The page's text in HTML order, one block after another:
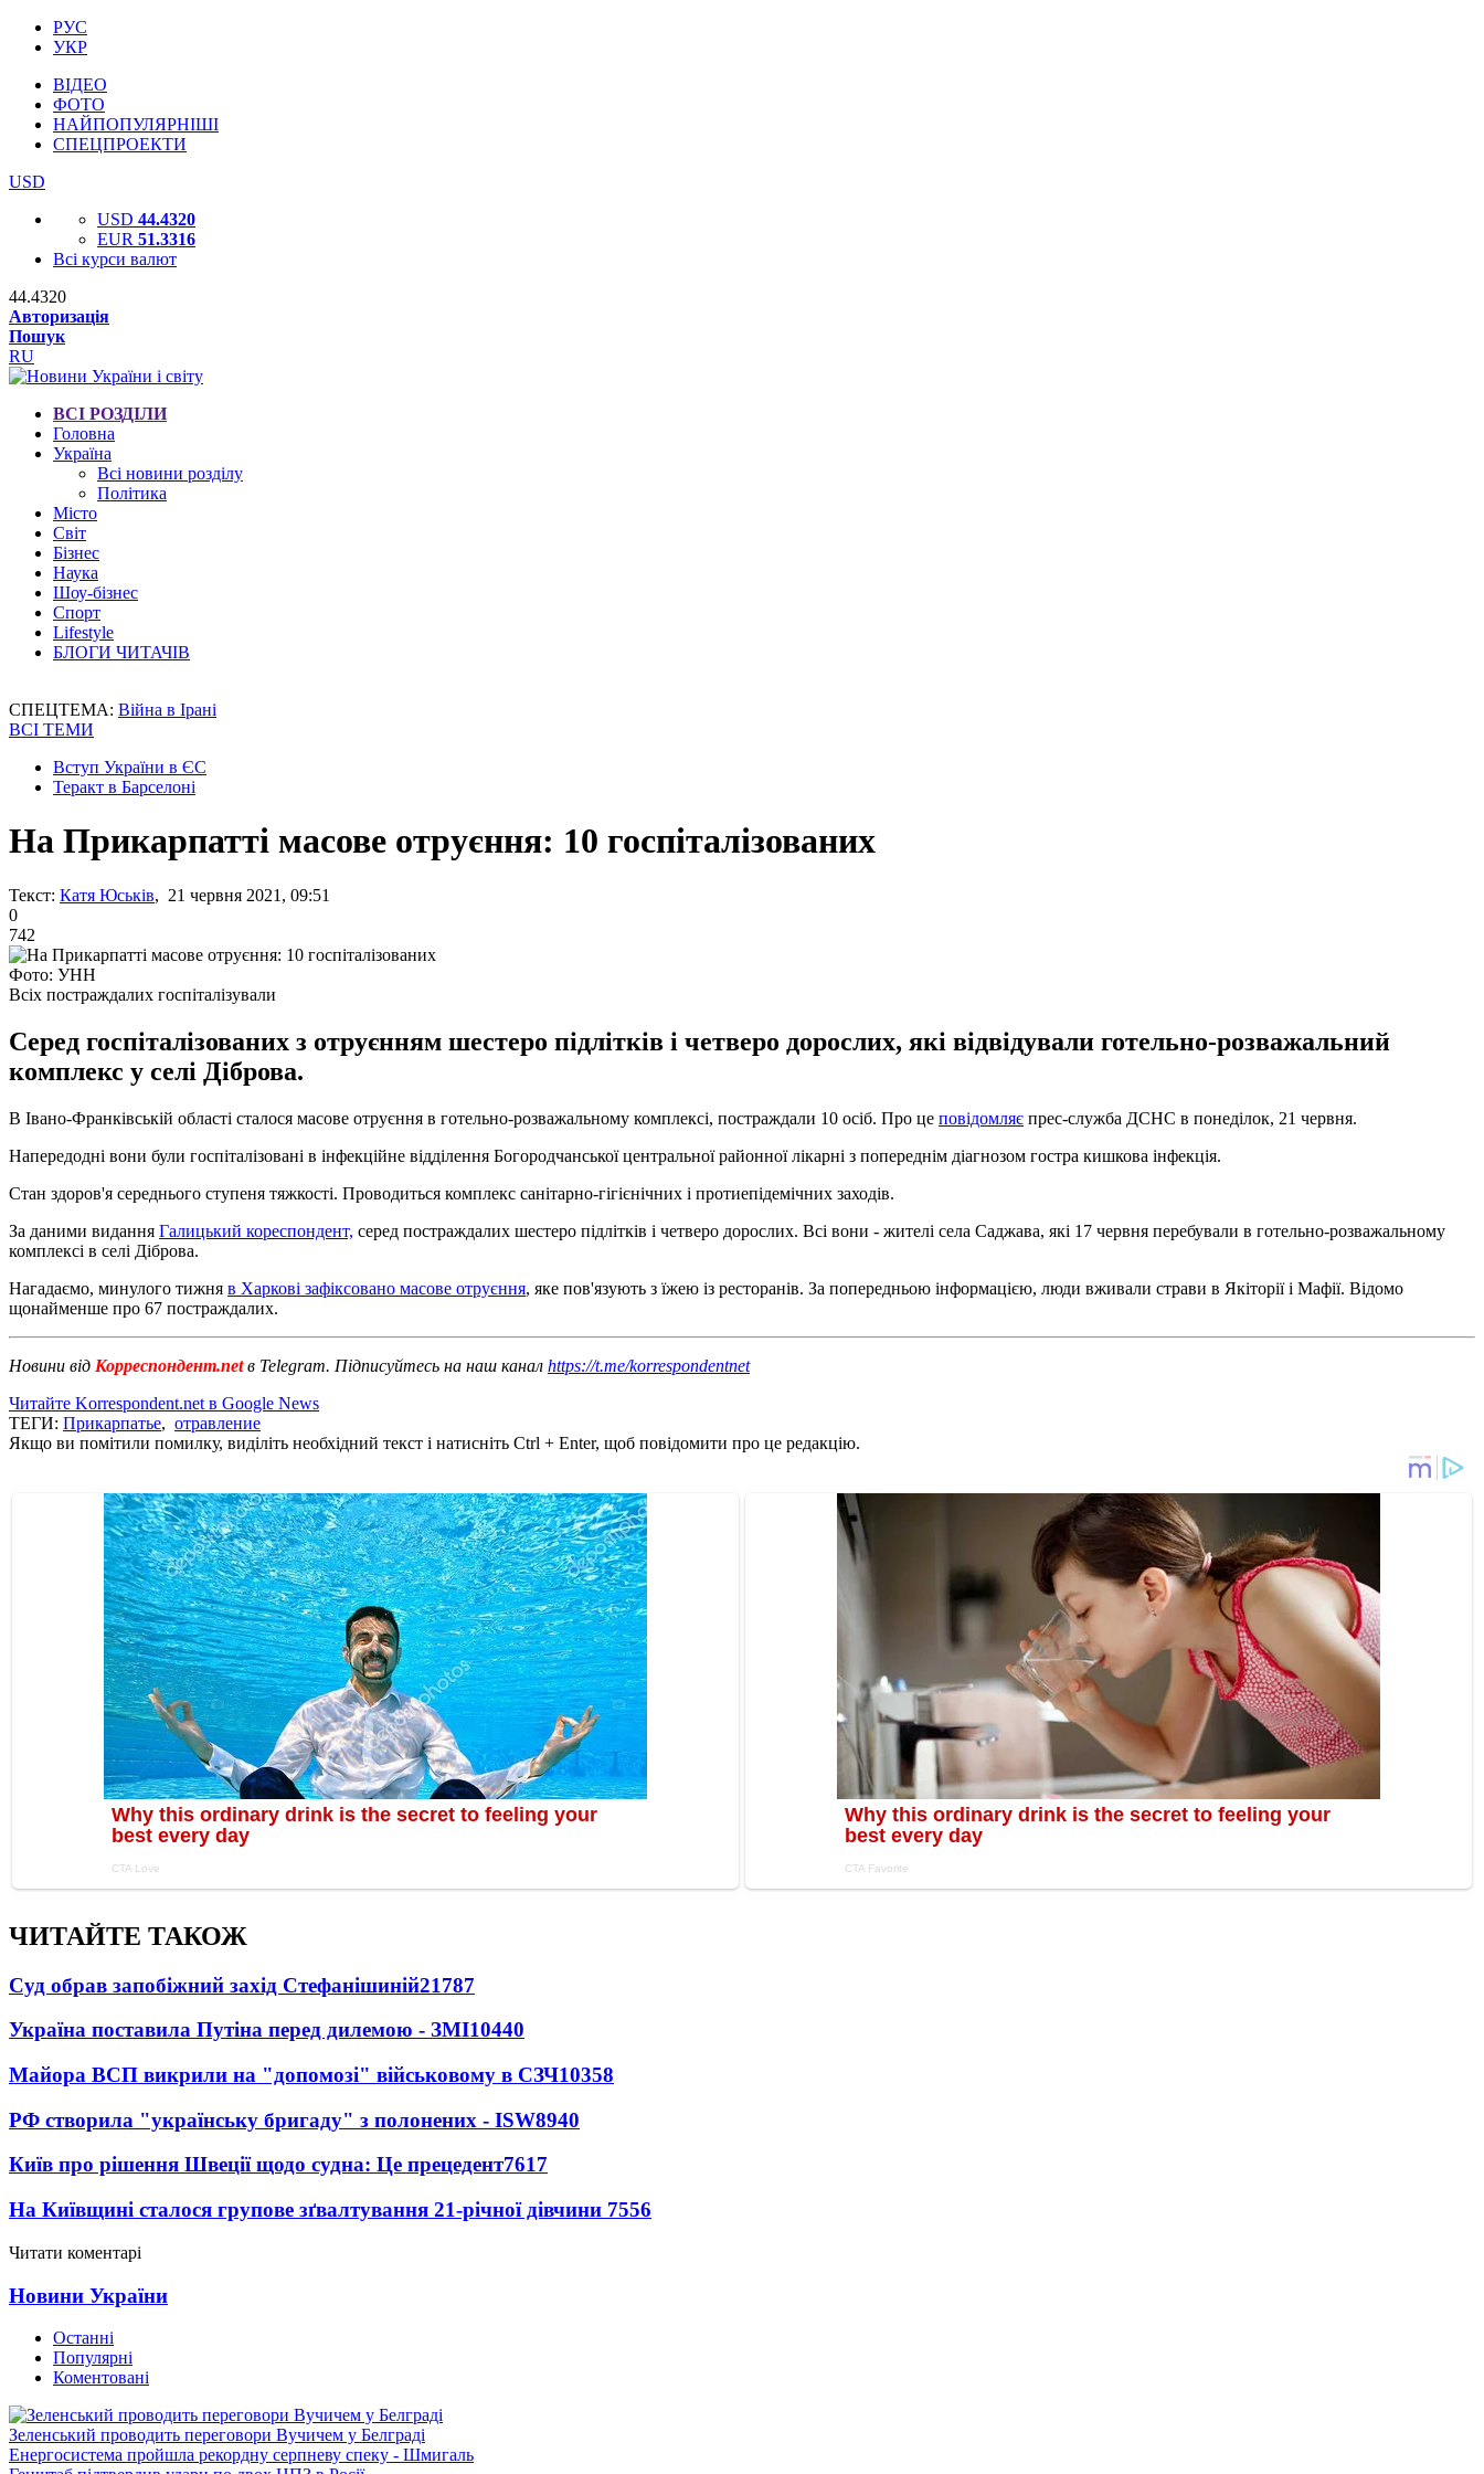
РУС
УКР
ВІДЕО
ФОТО
НАЙПОПУЛЯРНІШІ
СПЕЦПРОЕКТИ
USD
USD 44.4320
EUR 51.3316
Всі курси валют
44.4320
Авторизація
Пошук
RU
ВСІ РОЗДІЛИ
Головна
Україна
Всі новини розділу
Політика
Місто
Світ
Бізнес
Наука
Шоу-бізнес
Спорт
Lifestyle
БЛОГИ ЧИТАЧІВ
СПЕЦТЕМА: Війна в Ірані
ВСІ ТЕМИ
Вступ України в ЄС
Теракт в Барселоні
На Прикарпатті масове отруєння: 10 госпіталізованих
Текст: Катя Юськів, 21 червня 2021, 09:51
0
742
Фото: УНН
Всіх постраждалих госпіталізували
Серед госпіталізованих з отруєнням шестеро підлітків і четверо дорослих, які відвідували готельно-розважальний
комплекс у селі Діброва.
В Івано-Франківській області сталося масове отруєння в готельно-розважальному комплексі, постраждали 10 осіб. Про це повідомляє прес-служба ДСНС в понеділок, 21 червня.
Напередодні вони були госпіталізовані в інфекційне відділення Богородчанської центральної районної лікарні з попереднім діагнозом гостра кишкова інфекція.
Стан здоров'я середнього ступеня тяжкості. Проводиться комплекс санітарно-гігієнічних і протиепідемічних заходів.
За даними видання Галицький кореспондент, серед постраждалих шестеро підлітків і четверо дорослих. Всі вони - жителі села Саджава, які 17 червня перебували в готельно-розважальному
комплексі в селі Діброва.
Нагадаємо, минулого тижня в Харкові зафіксовано масове отруєння, яке пов'язують з їжею із ресторанів. За попередньою інформацією, люди вживали страви в Якіторії і Мафії. Відомо
щонайменше про 67 постраждалих.
Новини від Корреспондент.netв Telegram. Підписуйтесь на наш канал https://t.me/korrespondentnet
Читайте Korrespondent.net в Google News
ТЕГИ: Прикарпатье, отравление
Якщо ви помітили помилку, виділіть необхідний текст і натисніть Ctrl + Enter, щоб повідомити про це редакцію.
ЧИТАЙТЕ ТАКОЖ
Суд обрав запобіжний захід Стефанішиній21787
Україна поставила Путіна перед дилемою - ЗМІ10440
Майора ВСП викрили на "допомозі" військовому в СЗЧ10358
РФ створила "українську бригаду" з полонених - ISW8940
Київ про рішення Швеції щодо судна: Це прецедент7617
На Київщині сталося групове зґвалтування 21-річної дівчини 7556
Читати коментарі
Новини України
Останні
Популярні
Коментовані
Зеленський проводить переговори Вучичем у Белграді
Енергосистема пройшла рекордну серпневу спеку - Шмигаль